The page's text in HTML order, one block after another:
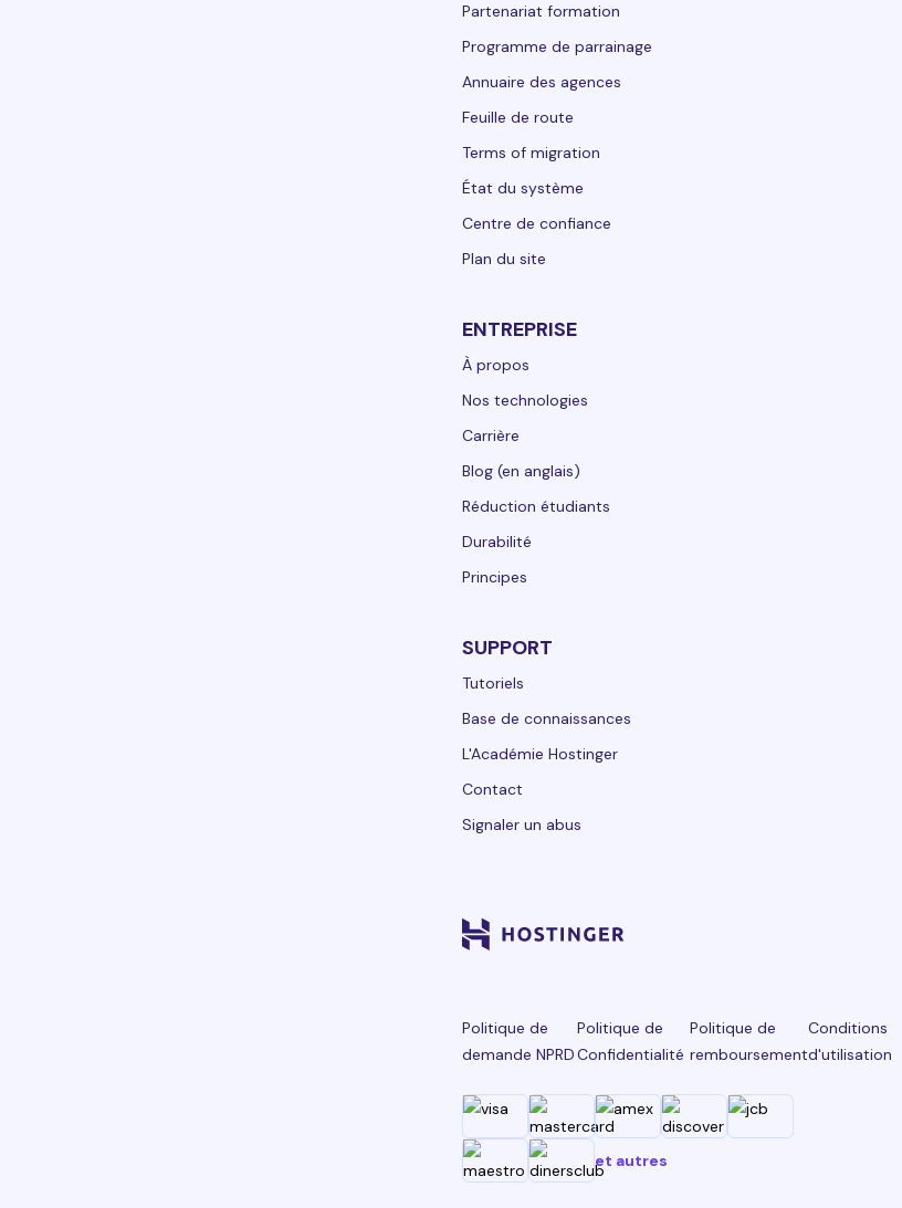
Partenariat formation
Programme de parrainage
Annuaire des agences
Feuille de route
Terms of migration
État du système
Centre de confiance
Plan du site
ENTREPRISE
À propos
Nos technologies
Carrière
Blog (en anglais)
Réduction étudiants
Durabilité
Principes
SUPPORT
Tutoriels
Base de connaissances
L'Académie Hostinger
Contact
Signaler un abus
Politique de
demande NPRD
Politique de
Confidentialité
Politique de
remboursement
Conditions
d'utilisation
et autres